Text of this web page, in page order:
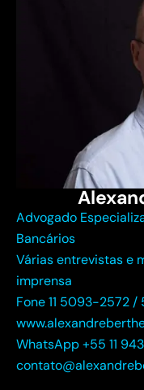
Advogado
Bancários
Várias entrevistas e
imprensa
Fone 11 5093-2572
WhatsApp +55 11